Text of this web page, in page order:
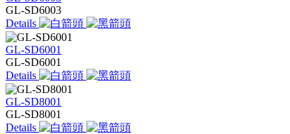
GL-SD6003
Details
GL-SD6001
GL-SD6001
Details
GL-SD8001
GL-SD8001
Details